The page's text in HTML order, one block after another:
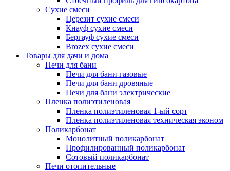
Сухие смеси
Церезит сухие смеси
Кнауф сухие смеси
Бергауф сухие смеси
Brozex сухие смеси
Товары для дачи и дома
Печи для бани
Печи для бани газовые
Печи для бани дровяные
Печи для бани электрические
Пленка полиэтиленовая
Пленка полиэтиленовая 1-ый сорт
Пленка полиэтиленовая техническая эконом
Поликарбонат
Монолитный поликарбонат
Профилированный поликарбонат
Сотовый поликарбонат
Печи отопительные